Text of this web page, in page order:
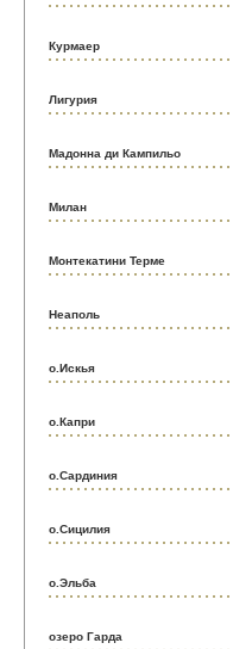
Курмаер
Лигурия
Мадонна ди Кампильо
Милан
Монтекатини Терме
Неаполь
о.Искья
о.Капри
о.Сардиния
о.Сицилия
о.Эльба
озеро Гарда